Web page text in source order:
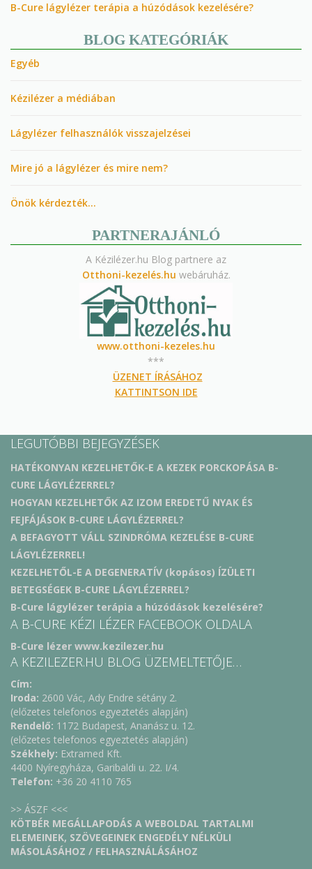
B-Cure lágylézer terápia a húzódások kezelésére?
BLOG KATEGÓRIÁK
Egyéb
Kézilézer a médiában
Lágylézer felhasználók visszajelzései
Mire jó a lágylézer és mire nem?
Önök kérdezték…
PARTNERAJÁNLÓ
A Kézilézer.hu Blog partnere az
Otthoni-kezelés.hu webáruház.
www.otthoni-kezeles.hu
***
ÜZENET ÍRÁSÁHOZ
KATTINTSON IDE
LEGUTÓBBI BEJEGYZÉSEK
HATÉKONYAN KEZELHETŐK-E A KEZEK PORCKOPÁSA B-
CURE LÁGYLÉZERREL?
HOGYAN KEZELHETŐK AZ IZOM EREDETŰ NYAK ÉS
FEJFÁJÁSOK B-CURE LÁGYLÉZERREL?
A BEFAGYOTT VÁLL SZINDRÓMA KEZELÉSE B-CURE
LÁGYLÉZERREL!
KEZELHETŐL-E A DEGENERATÍV (kopásos) ÍZÜLETI
BETEGSÉGEK B-CURE LÁGYLÉZERREL?
B-Cure lágylézer terápia a húzódások kezelésére?
A B-CURE KÉZI LÉZER FACEBOOK OLDALA
B-Cure lézer www.kezilezer.hu
A KEZILEZER.HU BLOG ÜZEMELTETŐJE…
Cím:
Iroda: 2600 Vác, Ady Endre sétány 2.
(előzetes telefonos egyeztetés alapján)
Rendelő: 1172 Budapest, Ananász u. 12.
(előzetes telefonos egyeztetés alapján)
Székhely: Extramed Kft.
4400 Nyíregyháza, Garibaldi u. 22. I/4.
Telefon: +36 20 4110 765
>> ÁSZF <<<
KÖTBÉR MEGÁLLAPODÁS A WEBOLDAL TARTALMI
ELEMEINEK, SZÖVEGEINEK ENGEDÉLY NÉLKÜLI
MÁSOLÁSÁHOZ / FELHASZNÁLÁSÁHOZ